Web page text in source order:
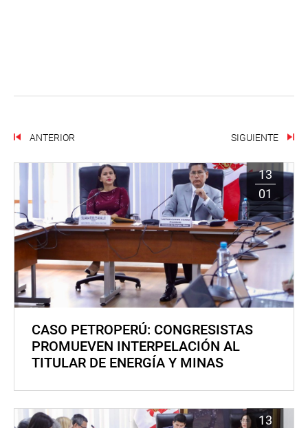
ANTERIOR SIGUIENTE
13
01
CASO PETROPERÚ: CONGRESISTAS
PROMUEVEN INTERPELACIÓN AL
TITULAR DE ENERGÍA Y MINAS
13